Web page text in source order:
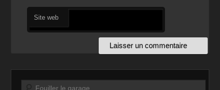
Site web
Recherche